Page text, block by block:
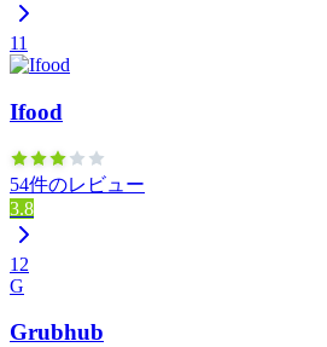
11
Ifood
54件のレビュー
3.8
12
G
Grubhub